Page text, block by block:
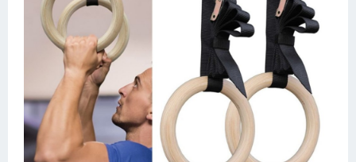
Категории
Еще картинки...
Футбол
Баскетбол
Хоккей